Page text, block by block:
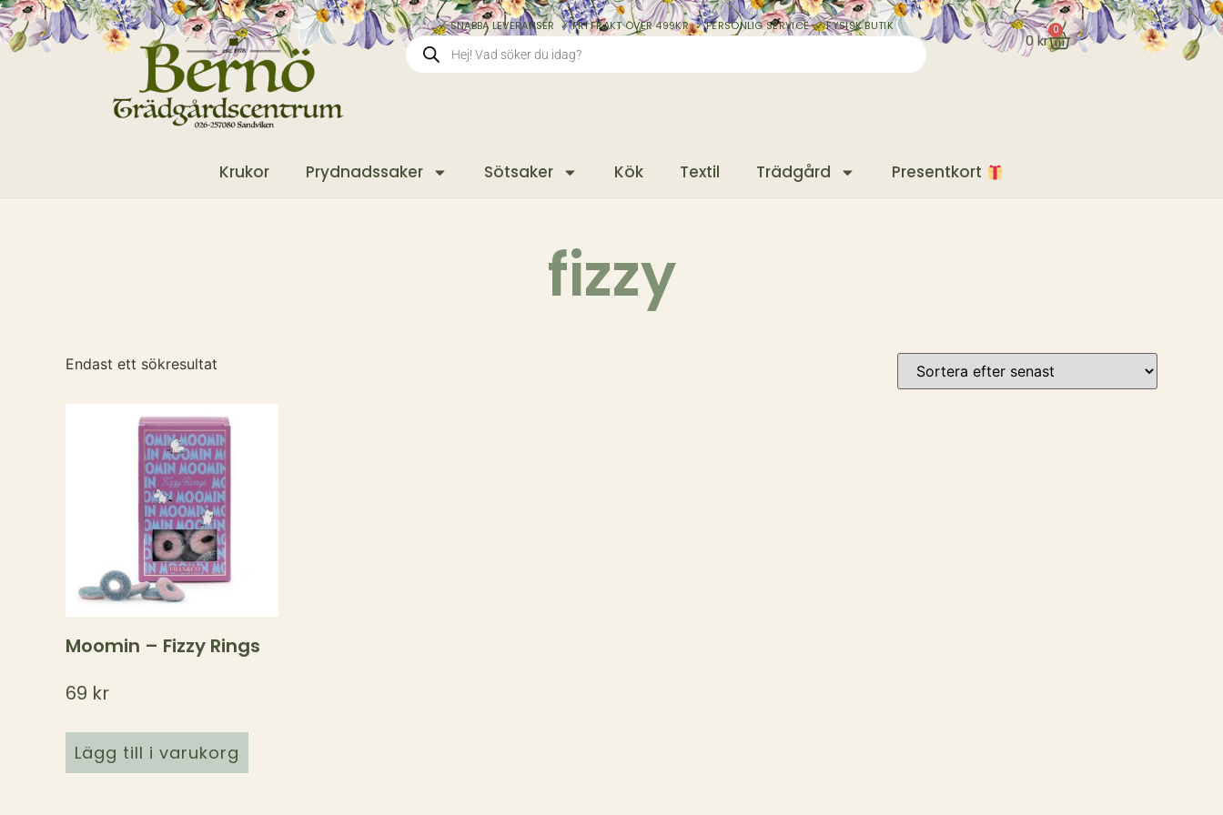
✓ SNABBA LEVERANSER ✓ FRI FRAKT ÖVER 499KR ✓ PERSONLIG SERVICE ✓ FYSISK BUTIK
0kr
0
Krukor Prydnadssaker Sötsaker Kök Textil Trädgård Presentkort
fizzy
Endast ett sökresultat
Moomin – Fizzy Rings
69 kr
Lägg till i varukorg